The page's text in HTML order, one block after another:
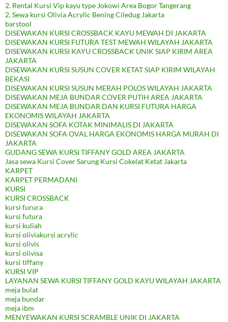
2. Rental Kursi Vip kayu type Jokowi Area Bogor Tangerang
2. Sewa kursi Olivia Acrylic Bening Ciledug Jakarta
barstool
DISEWAKAN KURSI CROSSBACK KAYU MEWAH DI JAKARTA
DISEWAKAN KURSI FUTURA TEST MEWAH WILAYAH JAKARTA
DISEWAKAN KURSI KAYU CROSSBACK UNIK SIAP KIRIM AREA
JAKARTA
DISEWAKAN KURSI SUSUN COVER KETAT SIAP KIRIM WILAYAH
BEKASI
DISEWAKAN KURSI SUSUN MERAH POLOS WILAYAH JAKARTA
DISEWAKAN MEJA BUNDAR COVER PUTIH AREA JAKARTA
DISEWAKAN MEJA BUNDAR DAN KURSI FUTURA HARGA
EKONOMIS WILAYAH JAKARTA
DISEWAKAN SOFA KOTAK MINIMALIS DI JAKARTA
DISEWAKAN SOFA OVAL HARGA EKONOMIS HARGA MURAH DI
JAKARTA
GUDANG SEWA KURSI TIFFANY GOLD AREA JAKARTA
Jasa sewa Kursi Cover Sarung Kursi Cokelat Ketat Jakarta
KARPET
KARPET PERMADANI
KURSI
KURSI CROSSBACK
kursi furura
kursi futura
kursi kuliah
kursi oliviakursi acrylic
kursi olivis
kursi olivisa
kursi tiffany
KURSI VIP
LAYANAN SEWA KURSI TIFFANY GOLD KAYU WILAYAH JAKARTA
meja bulat
meja bundar
meja ibm
MENYEWAKAN KURSI SCRAMBLE UNIK DI JAKARTA